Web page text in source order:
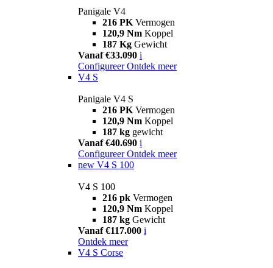
Panigale V4
216 PK Vermogen
120,9 Nm Koppel
187 Kg Gewicht
Vanaf €33.090 i
Configureer Ontdek meer
V4 S
Panigale V4 S
216 PK Vermogen
120,9 Nm Koppel
187 kg gewicht
Vanaf €40.690 i
Configureer Ontdek meer
new V4 S 100
V4 S 100
216 pk Vermogen
120,9 Nm Koppel
187 kg Gewicht
Vanaf €117.000 i
Ontdek meer
V4 S Corse